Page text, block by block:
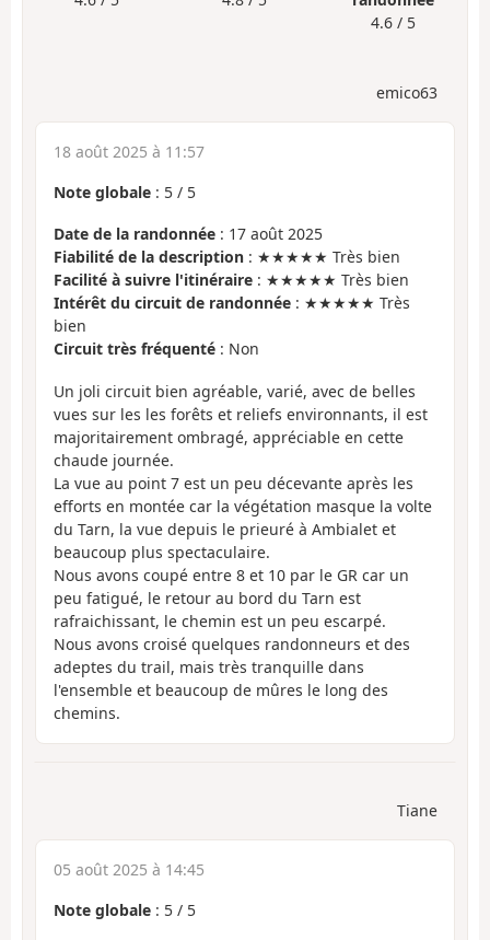
4.6 / 5
emico63
18 août 2025 à 11:57
Note globale : 5 / 5
Date de la randonnée : 17 août 2025
Fiabilité de la description : ★★★★★ Très bien
Facilité à suivre l'itinéraire : ★★★★★ Très bien
Intérêt du circuit de randonnée : ★★★★★ Très
bien
Circuit très fréquenté : Non
Un joli circuit bien agréable, varié, avec de belles
vues sur les les forêts et reliefs environnants, il est
majoritairement ombragé, appréciable en cette
chaude journée.
La vue au point 7 est un peu décevante après les
efforts en montée car la végétation masque la volte
du Tarn, la vue depuis le prieuré à Ambialet et
beaucoup plus spectaculaire.
Nous avons coupé entre 8 et 10 par le GR car un
peu fatigué, le retour au bord du Tarn est
rafraichissant, le chemin est un peu escarpé.
Nous avons croisé quelques randonneurs et des
adeptes du trail, mais très tranquille dans
l'ensemble et beaucoup de mûres le long des
chemins.
Tiane
05 août 2025 à 14:45
Note globale : 5 / 5